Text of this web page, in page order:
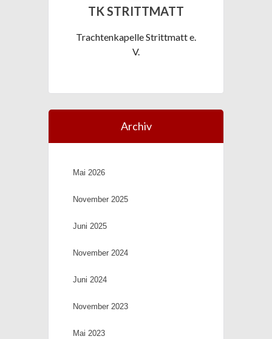
TK STRITTMATT
Trachtenkapelle Strittmatt e.
V.
Archiv
Mai 2026
November 2025
Juni 2025
November 2024
Juni 2024
November 2023
Mai 2023